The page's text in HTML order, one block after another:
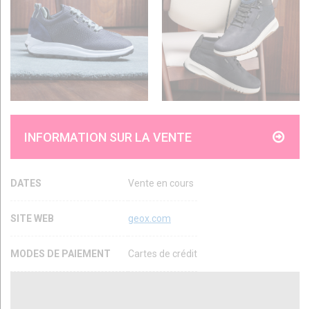
INFORMATION SUR LA VENTE
DATES Vente en cours
SITE WEB geox.com
MODES DE PAIEMENT Cartes de crédit